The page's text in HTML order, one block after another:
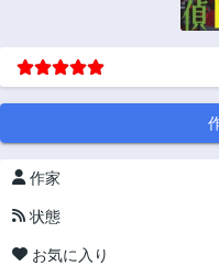
作家
状態
お気に入り